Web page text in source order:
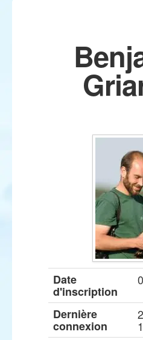
Date
d'inscription
Dernière
connexion